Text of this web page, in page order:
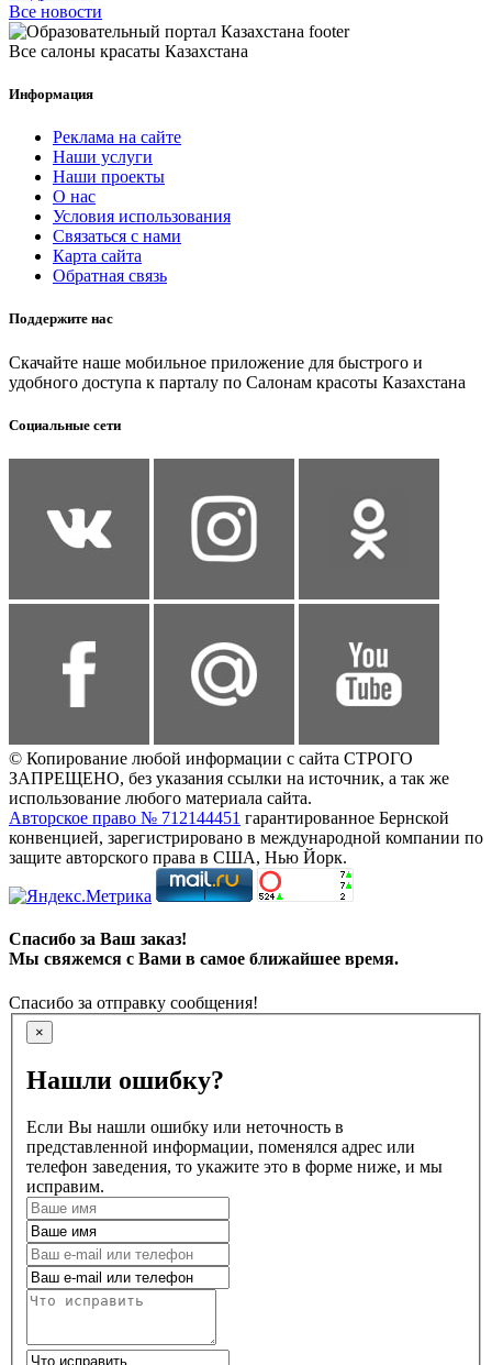
Все новости
Все салоны красаты Казахстана
Информация
Реклама на сайте
Наши услуги
Наши проекты
О нас
Условия использования
Связаться с нами
Карта сайта
Обратная связь
Поддержите нас
Скачайте наше мобильное приложение для быстрого и
удобного доступа к парталу по Салонам красоты Казахстана
Социальные сети
© Копирование любой информации с сайта СТРОГО
ЗАПРЕЩЕНО, без указания ссылки на источник, а так же
использование любого материала сайта.
Авторское право № 712144451 гарантированное Бернской
конвенцией, зарегистрировано в международной компании по
защите авторского права в США, Нью Йорк.
Спасибо за Ваш заказ!
Мы свяжемся с Вами в самое ближайшее время.
Спасибо за отправку сообщения!
×
Нашли ошибку?
Если Вы нашли ошибку или неточность в
представленной информации, поменялся адрес или
телефон заведения, то укажите это в форме ниже, и мы
исправим.